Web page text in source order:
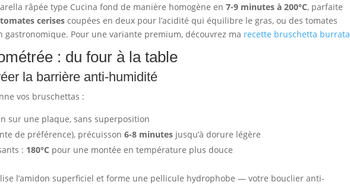
râpée type Cucina fond de manière homogène en 7-9 minutes à 200°C, parfaite
cerises coupées en deux pour l’acidité qui équilibre le gras, ou des tomates
gastronomique. Pour une variante premium, découvrez ma recette bruschetta burrata
: du four à la table
la barrière anti-humidité
vos bruschettas :
sur une plaque, sans superposition
de préférence), précuisson 6-8 minutes jusqu’à dorure légère
: 180°C pour une montée en température plus douce
l’amidon superficiel et forme une pellicule hydrophobe — votre bouclier anti-